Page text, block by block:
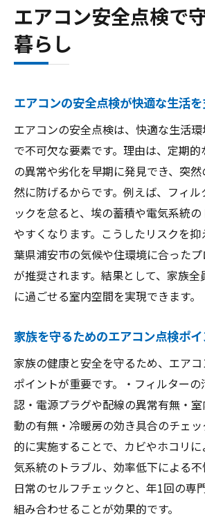
エアコンを長持ちさせる安
安全点検でエアコンのトラ
エアコン点検が毎日の安心
み
千葉県浦安市で実践するエアコ
浦安市でエアコンを安全点
流れ
地域に合ったエアコン点検
ント
エアコン安全点検で見落と
項
エアコン点検時に役立つセ
コツ
ト
浦安市の気候に合わせたエ
訣
家族の安心を支えるエアコンチ
家族の安全を守るためのエ
エアコンの異常サインを早
子どもや高齢者を守るエア
エアコン安全点検で
暮らし
エアコンの安全点検が快適な生活
エアコンの安全点検は、快適な生活
で不可欠な要素です。理由は、定期
の異常や劣化を早期に発見でき、突
然に防げるからです。例えば、フィル
ックを怠ると、埃の蓄積や電気系統
やすくなります。こうしたリスクを
葉県浦安市の気候や住環境に合った
が推奨されます。結果として、家族
に過ごせる室内空間を実現できます。
家族を守るためのエアコン点検ポ
家族の健康と安全を守るため、エア
ポイントが重要です。・フィルター
認・電源プラグや配線の異常有無・
動の有無・冷暖房の効き具合のチェ
的に実施することで、カビやホコリ
気系統のトラブル、効率低下による不
日常のセルフチェックと、年1回の専
組み合わせることが効果的です。